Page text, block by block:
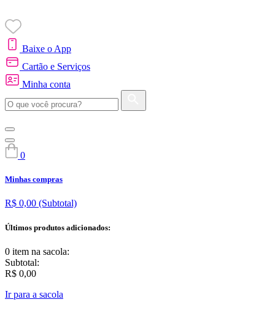
Baixe o App
Cartão e Serviços
Minha conta
0
Minhas compras
R$ 0,00 (Subtotal)
Últimos produtos adicionados:
0 item na sacola:
Subtotal:
R$ 0,00
Ir para a sacola